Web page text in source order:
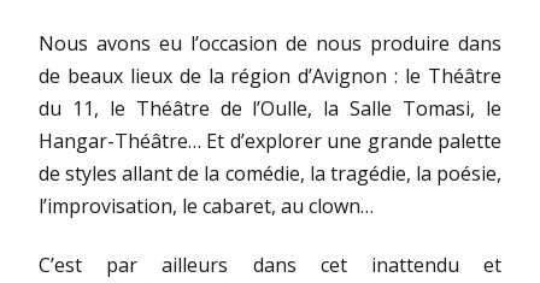
Nous avons eu l’occasion de nous produire dans
de beaux lieux de la région d’Avignon : le Théâtre
du 11, le Théâtre de l’Oulle, la Salle Tomasi, le
Hangar-Théâtre… Et d’explorer une grande palette
de styles allant de la comédie, la tragédie, la poésie,
l’improvisation, le cabaret, au clown…
C’est par ailleurs dans cet inattendu et